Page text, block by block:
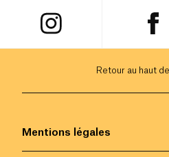
Retour au haut
Mentions légales